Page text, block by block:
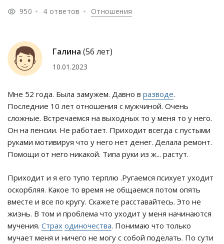
950 4 ответов Отношения
Галина (56 лет)
10.01.2023
Мне 52 года. Была замужем. Давно в разводе.
Последние 10 лет отношения с мужчиной. Очень
сложные. Встречаемся на выходных то у меня то у него.
Он на пенсии. Не работает. Приходит всегда с пустыми
руками мотивируя что у него нет денег. Делала ремонт.
Помощи от него никакой. Типа руки из ж... растут.
Приходит и я его тупо терплю .Ругаемся психует уходит
оскорбляя. Какое то время не общаемся потом опять
вместе и все по кругу. Скажете расставайтесь. Это не
жизнь. В том и проблема что уходит у меня начинаются
мучения. Страх одиночества. Понимаю что только
мучает меня и ничего не могу с собой поделать. По сути